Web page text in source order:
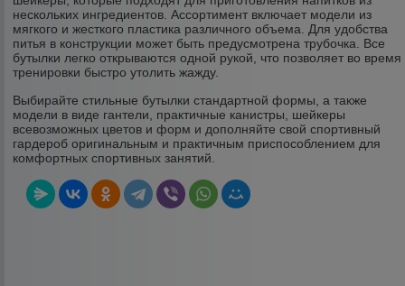
нескольких ингредиентов. Ассортимент включает модели из
мягкого и жесткого пластика различного объема. Для удобства
питья в конструкции может быть предусмотрена трубочка. Все
бутылки легко открываются одной рукой, что позволяет во время
тренировки быстро утолить жажду.
Выбирайте стильные бутылки стандартной формы, а также
модели в виде гантели, практичные канистры, шейкеры
всевозможных цветов и форм и дополняйте свой спортивный
гардероб оригинальным и практичным приспособлением для
комфортных спортивных занятий.